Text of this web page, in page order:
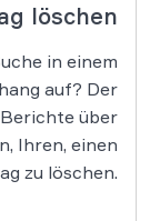
löschen
in einem
auf? Der
über
Ihren, einen
zu löschen.